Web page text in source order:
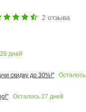
2 отзыва
26 дней
скидку до 30%!"
Осталось
Осталось 27 дней